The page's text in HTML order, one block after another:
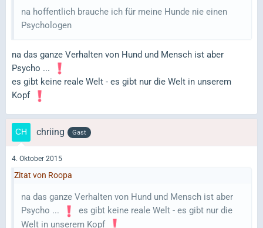
na hoffentlich brauche ich für meine Hunde nie einen
Psychologen
na das ganze Verhalten von Hund und Mensch ist aber
Psycho ...
es gibt keine reale Welt - es gibt nur die Welt in unserem
Kopf
chriing Gast
4. Oktober 2015
Zitat von Roopa
na das ganze Verhalten von Hund und Mensch ist aber
Psycho ...
es gibt keine reale Welt - es gibt nur die
Welt in unserem Kopf